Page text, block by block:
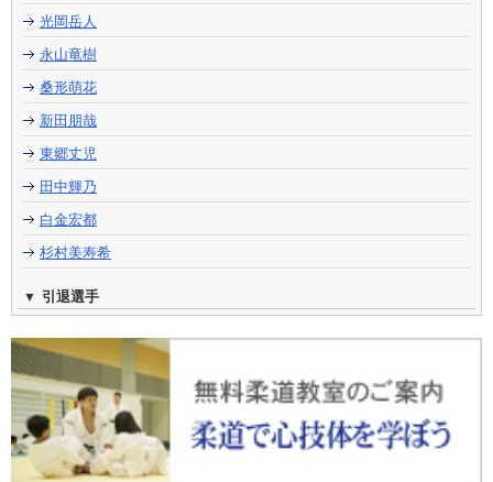
光岡岳人
永山竜樹
桑形萌花
新田朋哉
東郷丈児
田中輝乃
白金宏都
杉村美寿希
引退選手